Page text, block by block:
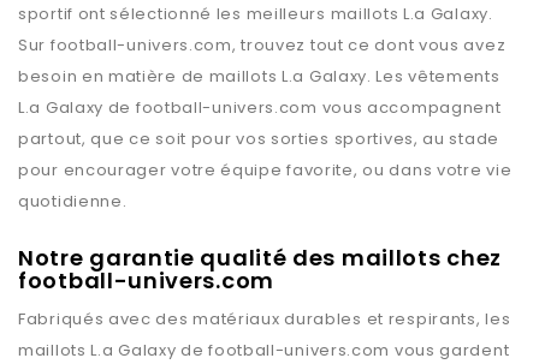
sportif ont sélectionné les meilleurs maillots L.a Galaxy.
Sur football-univers.com, trouvez tout ce dont vous avez
besoin en matière de maillots L.a Galaxy. Les vêtements
L.a Galaxy de football-univers.com vous accompagnent
partout, que ce soit pour vos sorties sportives, au stade
pour encourager votre équipe favorite, ou dans votre vie
quotidienne.
Notre garantie qualité des maillots chez
football-univers.com
Fabriqués avec des matériaux durables et respirants, les
maillotsL.a Galaxy defootball-univers.com vous gardent